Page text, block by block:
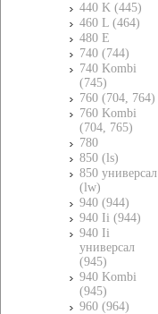
440 K (445)
460 L (464)
480 E
740 (744)
740 Kombi
(745)
760 (704, 764)
760 Kombi
(704, 765)
780
850 (ls)
850 универсал
(lw)
940 (944)
940 Ii (944)
940 Ii
универсал
(945)
940 Kombi
(945)
960 (964)